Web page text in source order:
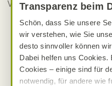
Transparenz beim
Schön, dass Sie unsere
wir verstehen, wie Sie
desto sinnvoller können
Dabei helfen uns Cookies.
Cookies – einige sind für
notwendig, für andere wie
Vielzahl an Back- und
Brot- und
Dessert-Rezepte
Pfannkuchen-Rezepte
Eis- und Parfaitrezepte
Fettgebackenes: